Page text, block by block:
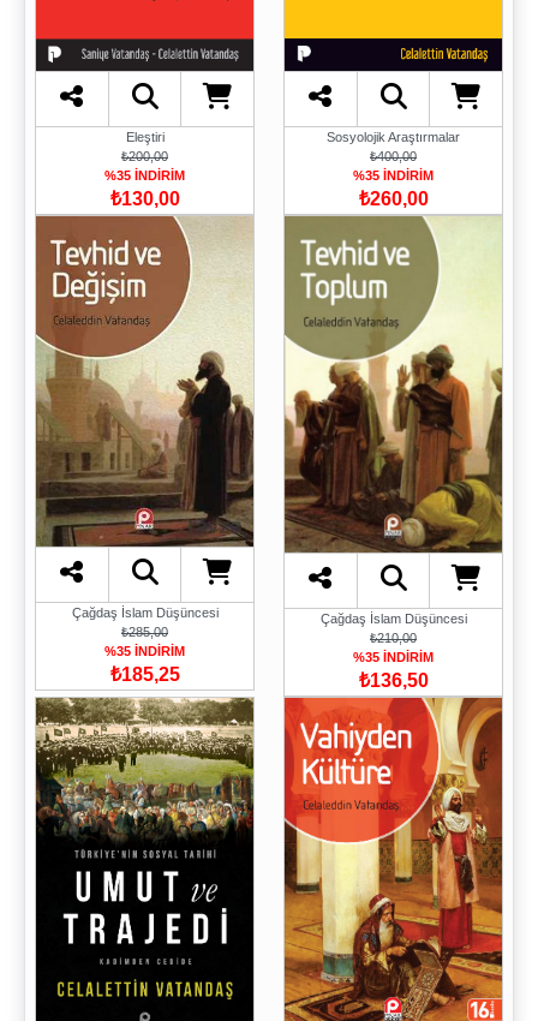
Eleştiri
₺200,00
%35 İNDİRİM
₺130,00
Sosyolojik Araştırmalar
₺400,00
%35 İNDİRİM
₺260,00
Çağdaş İslam Düşüncesi
₺285,00
%35 İNDİRİM
₺185,25
Çağdaş İslam Düşüncesi
₺210,00
%35 İNDİRİM
₺136,50